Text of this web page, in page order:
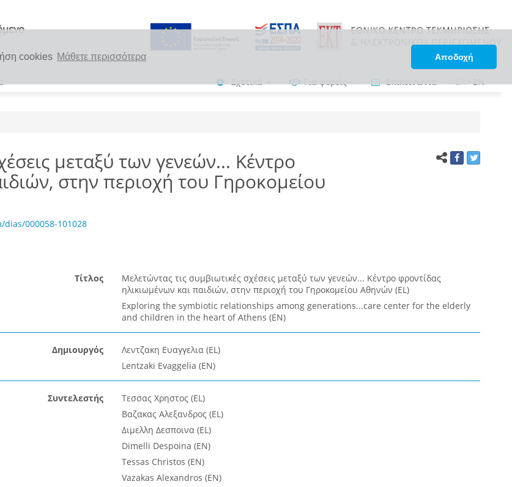
cookies Μάθετε περισσότερα Αποδοχή
Σχετικά Για φορείς Επικοινωνία ΕΛ•EN
μεταξύ των γενεών... Κέντρο
στην περιοχή του Γηροκομείου
000058-101028
Τίτλος
Μελετώντας τις συμβιωτικές σχέσεις μεταξύ των γενεών... Κέντρο φροντίδας
ηλικιωμένων και παιδιών, στην περιοχή του Γηροκομείου Αθηνών (EL)
Exploring the symbiotic relationships among generations...care center for the elderly
and children in the heart of Athens (EN)
Δημιουργός
Λεντζακη Ευαγγελια (EL)
Lentzaki Evaggelia (EN)
Συντελεστής
Τεσσας Χρηστος (EL)
Βαζακας Αλεξανδρος (EL)
Διμελλη Δεσποινα (EL)
Dimelli Despoina (EN)
Tessas Christos (EN)
Vazakas Alexandros (EN)